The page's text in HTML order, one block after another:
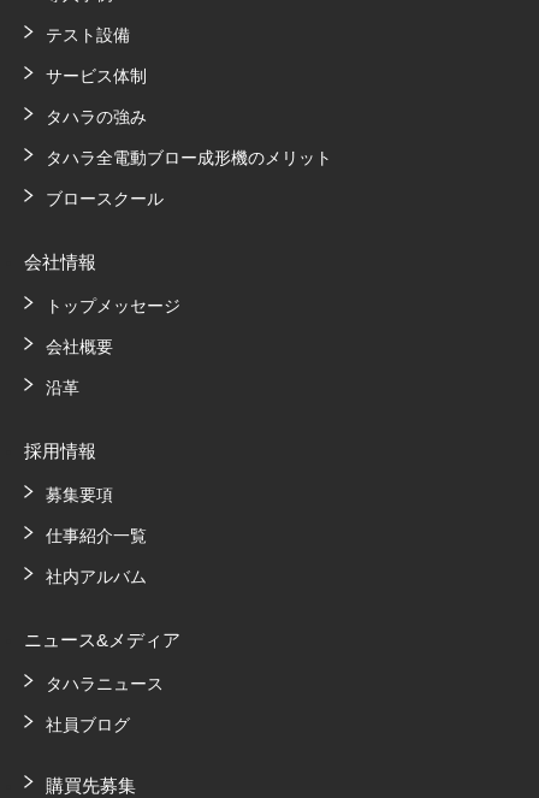
テスト設備
サービス体制
タハラの強み
タハラ全電動ブロー成形機のメリット
ブロースクール
会社情報
トップメッセージ
会社概要
沿革
採用情報
募集要項
仕事紹介一覧
社内アルバム
ニュース&メディア
タハラニュース
社員ブログ
購買先募集